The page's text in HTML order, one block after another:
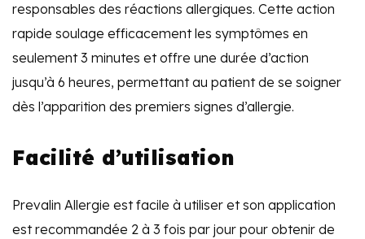
responsables des réactions allergiques. Cette action
rapide soulage efficacement les symptômes en
seulement 3 minutes et offre une durée d’action
jusqu’à 6 heures, permettant au patient de se soigner
dès l’apparition des premiers signes d’allergie.
Facilité d’utilisation
Prevalin Allergie est facile à utiliser et son application
est recommandée 2 à 3 fois par jour pour obtenir de